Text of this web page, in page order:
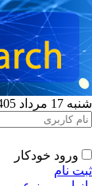
شنبه 17 مرداد 1405
ورود خودکار
ثبت نام